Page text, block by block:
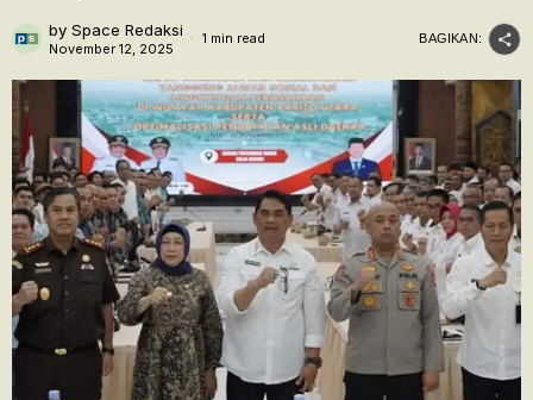
by Space Redaksi
November 12, 2025
1 min read BAGIKAN: